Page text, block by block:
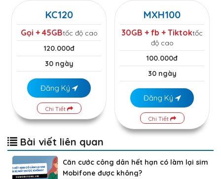
KC120
Gọi + 45GBtốc độ cao
120.000đ
30 ngày
Đăng Ký
Chi Tiết
MXH100
30GB + fb + Tiktoktốc
độ cao
100.000đ
30 ngày
Đăng Ký
Chi Tiết
Bài viết liên quan
Căn cước công dân hết hạn có làm lại sim
Mobifone được không?